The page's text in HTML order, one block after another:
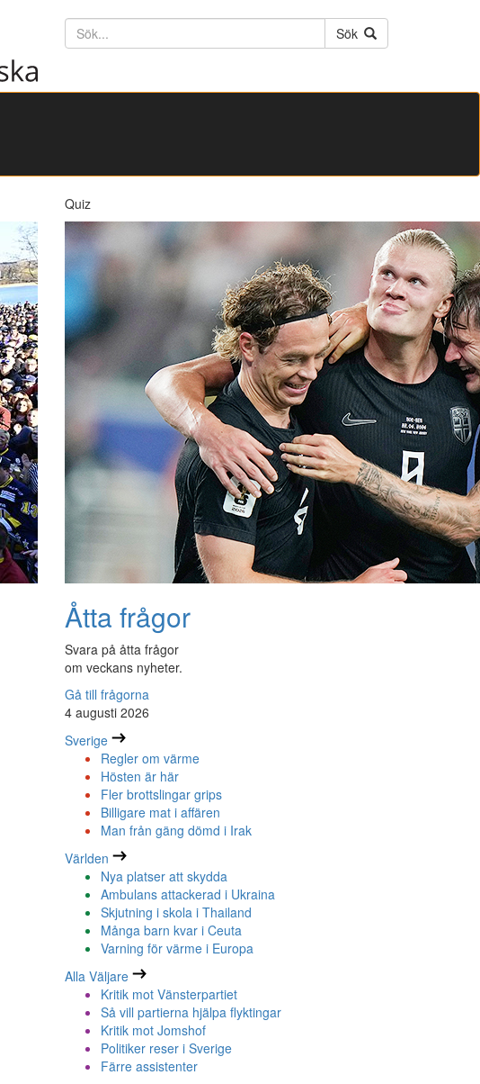
Söktext
Sök
Quiz
Åtta frågor
Svara på åtta frågor
om veckans nyheter.
Gå till frågorna
4 augusti 2026
Sverige
Regler om värme
Hösten är här
Fler brottslingar grips
Billigare mat i affären
Man från gäng dömd i Irak
Världen
Nya platser att skydda
Ambulans attackerad i Ukraina
Skjutning i skola i Thailand
Många barn kvar i Ceuta
Varning för värme i Europa
Alla Väljare
Kritik mot Vänsterpartiet
Så vill partierna hjälpa flyktingar
Kritik mot Jomshof
Politiker reser i Sverige
Färre assistenter